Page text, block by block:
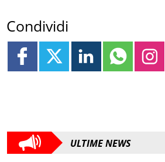
Condividi
ULTIME NEWS